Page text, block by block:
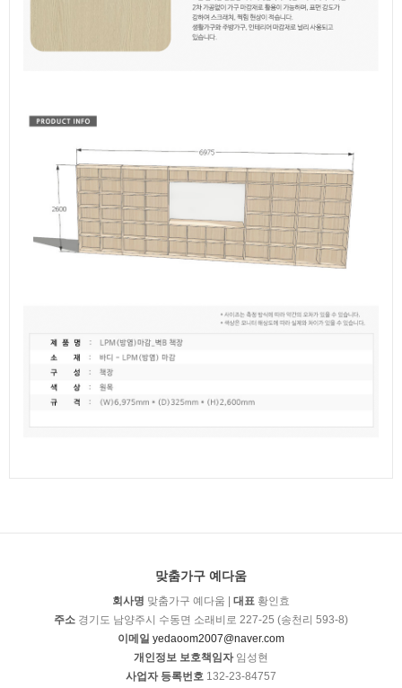
맞춤가구 예다움
회사명 맞춤가구 예다움 | 대표 황인효
주소 경기도 남양주시 수동면 소래비로 227-25 (송천리 593-8)
이메일 yedaoom2007@naver.com
개인정보 보호책임자임성현
사업자 등록번호 132-23-84757